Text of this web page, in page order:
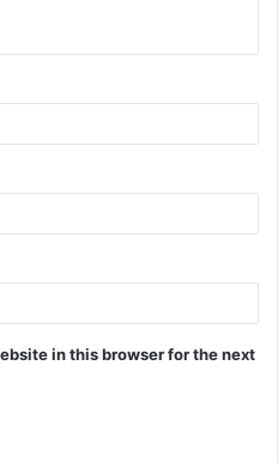
in this browser for the next